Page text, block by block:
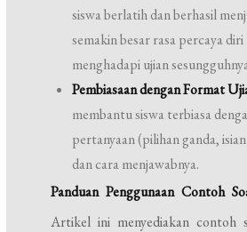
siswa berlatih dan berhasil
semakin besar rasa percaya
menghadapi ujian
Pembiasaan dengan Format
membantu siswa terbiasa
pertanyaan (pilihan ganda,
dan cara menjawabnya.
Panduan Penggunaan Contoh
Artikel ini menyediakan contoh